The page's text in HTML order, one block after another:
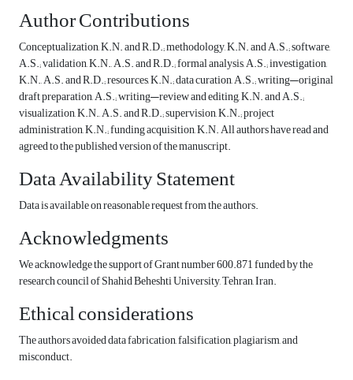
Author Contributions
Conceptualization, K.N. and R.D.; methodology, K.N. and A.S.; software,
A.S.; validation, K.N., A.S. and R.D.; formal analysis, A.S.; investigation,
K.N., A.S. and R.D.; resources, K.N.; data curation, A.S.; writing—original
draft preparation, A.S.; writing—review and editing, K.N. and A.S.;
visualization, K.N., A.S. and R.D.; supervision, K.N.; project
administration, K.N.; funding acquisition, K.N. All authors have read and
agreed to the published version of the manuscript.
Data Availability Statement
Data is available on reasonable request from the authors.
Acknowledgments
We acknowledge the support of Grant number 600.871 funded by the
research council of Shahid Beheshti University, Tehran, Iran.
Ethical considerations
The authors avoided data fabrication, falsification, plagiarism, and
misconduct.